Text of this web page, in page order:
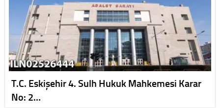
T.C. Eskişehir 4. Sulh Hukuk Mahkemesi Karar
No: 2…